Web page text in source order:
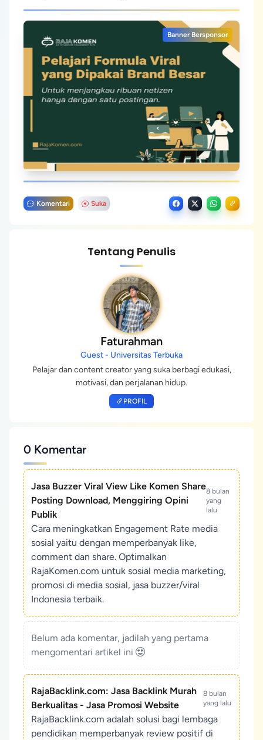
Banner Bersponsor
Komentari Suka
Tentang Penulis
Faturahman
Guest - Universitas Terbuka
Pelajar dan content creator yang suka berbagi edukasi,
motivasi, dan perjalanan hidup.
PROFIL
0 Komentar
Jasa Buzzer Viral View Like Komen Share
Posting Download, Menggiring Opini
Publik
8 bulan
yang
lalu
Cara meningkatkan Engagement Rate media
sosial yaitu dengan memperbanyak like,
comment dan share. Optimalkan
RajaKomen.com untuk sosial media marketing,
promosi di media sosial, jasa buzzer/viral
Indonesia terbaik.
Belum ada komentar, jadilah yang pertama
mengomentari artikel ini
RajaBacklink.com: Jasa Backlink Murah
Berkualitas - Jasa Promosi Website
8 bulan
yang lalu
RajaBacklink.com adalah solusi bagi lembaga
pendidikan memperbanyak review positif di